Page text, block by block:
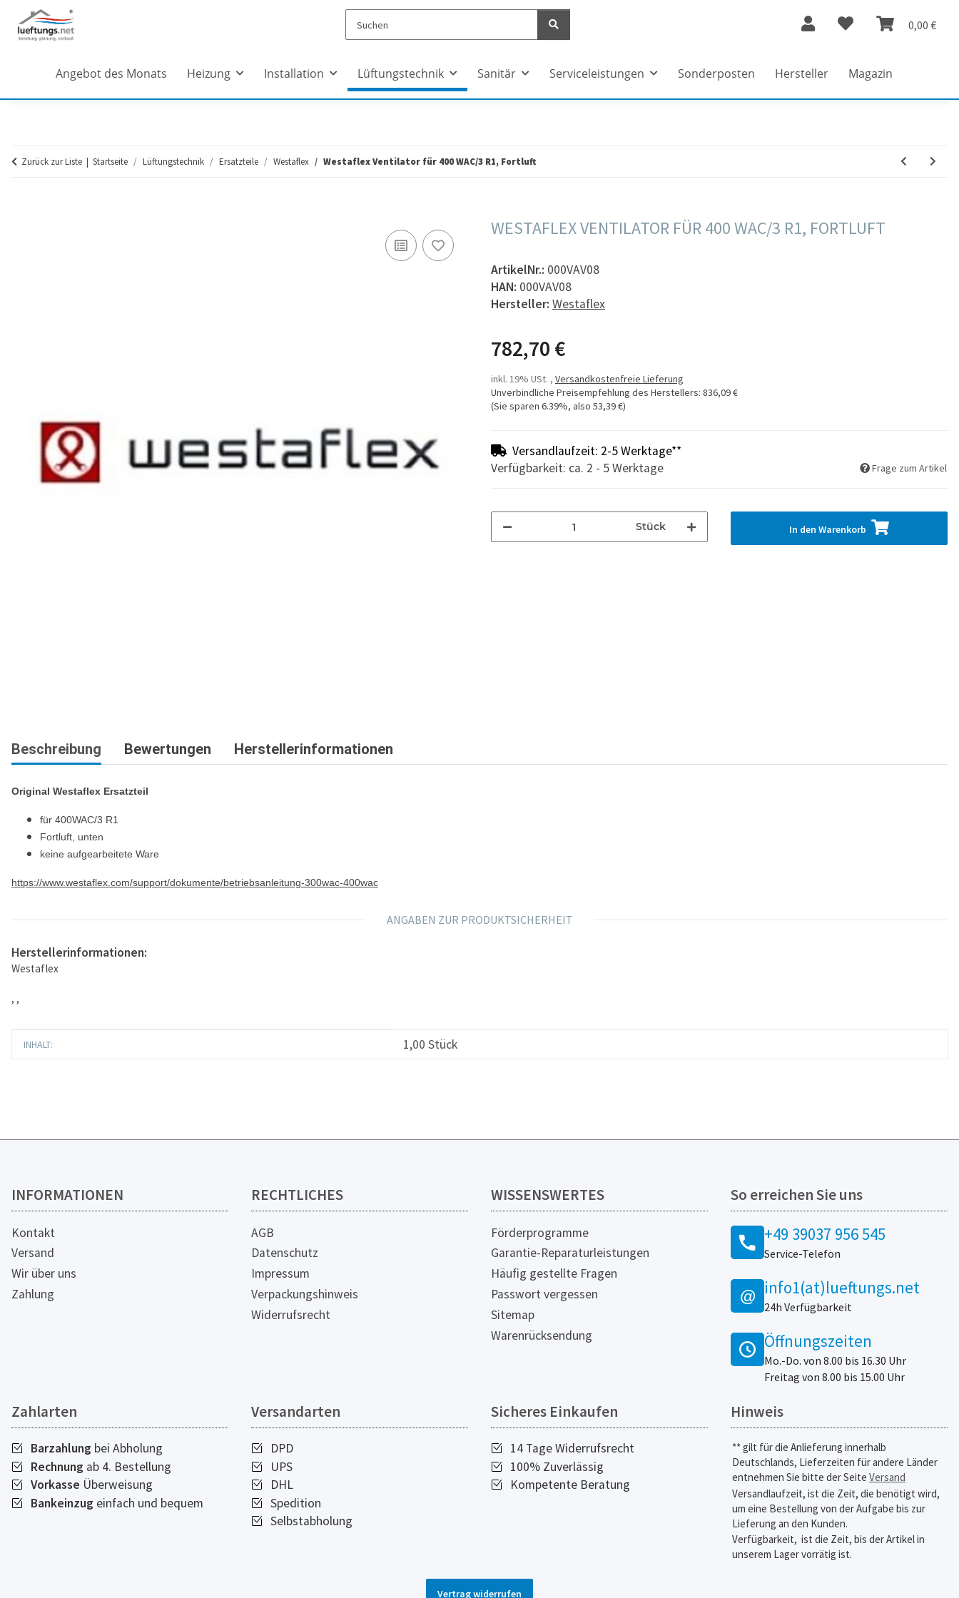
0,00 €
Angebot des Monats Heizung Installation Lüftungstechnik Sanitär Serviceleistungen Sonderposten Hersteller Magazin
Zurück zur Liste Startseite Lüftungstechnik Ersatzteile Westaflex Westaflex Ventilator für 400 WAC/3 R1, Fortluft
WESTAFLEX VENTILATOR FÜR 400 WAC/3 R1, FORTLUFT
ArtikelNr.: 000VAV08
HAN: 000VAV08
Hersteller: Westaflex
782,70 €
inkl. 19% USt. , Versandkostenfreie Lieferung
Unverbindliche Preisempfehlung des Herstellers: 836,09 €
(Sie sparen 6.39%, also 53,39 €)
Versandlaufzeit: 2-5 Werktage**
Verfügbarkeit: ca. 2 - 5 Werktage
Frage zum Artikel
Stück In den Warenkorb
Beschreibung Bewertungen Herstellerinformationen
Original Westaflex Ersatzteil
für 400WAC/3 R1
Fortluft, unten
keine aufgearbeitete Ware
https://www.westaflex.com/support/dokumente/betriebsanleitung-300wac-400wac
ANGABEN ZUR PRODUKTSICHERHEIT
Herstellerinformationen:
Westaflex
, ,
Produkteigenschaft
Wert
INHALT: 1,00 Stück
INFORMATIONEN
Kontakt
Versand
Wir über uns
Zahlung
RECHTLICHES
AGB
Datenschutz
Impressum
Verpackungshinweis
Widerrufsrecht
WISSENSWERTES
Förderprogramme
Garantie-Reparaturleistungen
Häufig gestellte Fragen
Passwort vergessen
Sitemap
Warenrücksendung
So erreichen Sie uns
+49 39037 956 545
Service-Telefon
@ info1(at)lueftungs.net
24h Verfügbarkeit
Öffnungszeiten
Mo.-Do. von 8.00 bis 16.30 Uhr
Freitag von 8.00 bis 15.00 Uhr
Zahlarten
Barzahlung bei Abholung
Rechnung ab 4. Bestellung
Vorkasse Überweisung
Bankeinzug einfach und bequem
Versandarten
DPD
UPS
DHL
Spedition
Selbstabholung
Sicheres Einkaufen
14 Tage Widerrufsrecht
100% Zuverlässig
Kompetente Beratung
Hinweis
** gilt für die Anlieferung innerhalb
Deutschlands, Lieferzeiten für andere Länder
entnehmen Sie bitte der Seite Versand
Versandlaufzeit, ist die Zeit, die benötigt wird,
um eine Bestellung von der Aufgabe bis zur
Lieferung an den Kunden.
Verfügbarkeit, ist die Zeit, bis der Artikel in
unserem Lager vorrätig ist.
Vertrag widerrufen